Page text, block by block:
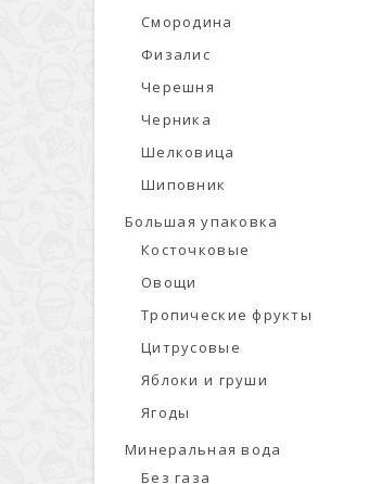
Смородина
Физалис
Черешня
Черника
Шелковица
Шиповник
Большая упаковка
Косточковые
Овощи
Тропические фрукты
Цитрусовые
Яблоки и груши
Ягоды
Минеральная вода
Без газа